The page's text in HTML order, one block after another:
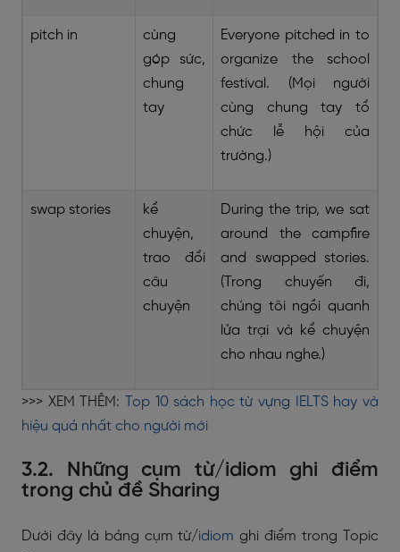
pitch in
cùng
góp sức,
chung
tay
Everyone pitched in to
organize the school
festival. (Mọi người
cùng chung tay tổ
chức lễ hội của
trường.)
swap stories
kể
chuyện,
trao đổi
câu
chuyện
During the trip, we sat
around the campfire
and swapped stories.
(Trong chuyến đi,
chúng tôi ngồi quanh
lửa trại và kể chuyện
cho nhau nghe.)
>>> XEM THÊM:
Top 10 sách học từ vựng IELTS hay và
hiệu quả nhất cho người mới
3.2. Những cụm từ/idiom ghi điểm
trong chủ đề Sharing
Dưới đây là bảng cụm từ/idiom ghi điểm trong Topic